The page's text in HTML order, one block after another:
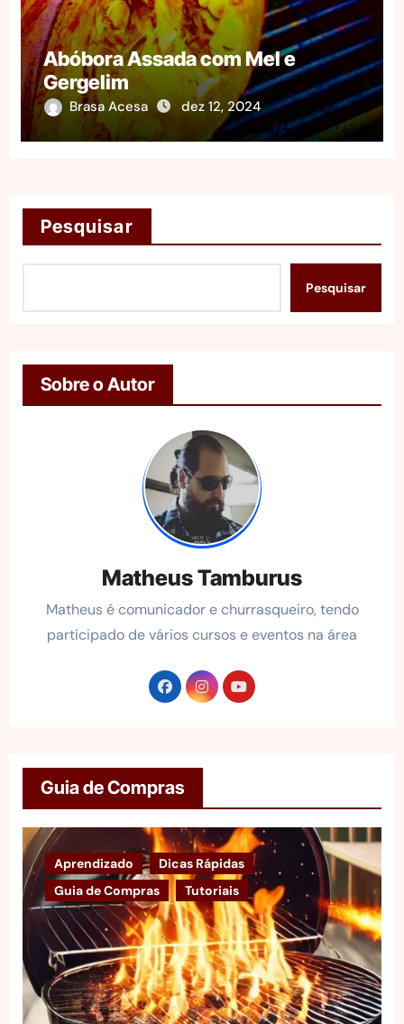
Abóbora Assada com Mel e
Gergelim
Brasa Acesa dez 12, 2024
Pesquisar
Pesquisar
Sobre o Autor
Matheus Tamburus
Matheus é comunicador e churrasqueiro, tendo
participado de vários cursos e eventos na área
Guia de Compras
Aprendizado
Dicas Rápidas
Guia de Compras
Tutoriais